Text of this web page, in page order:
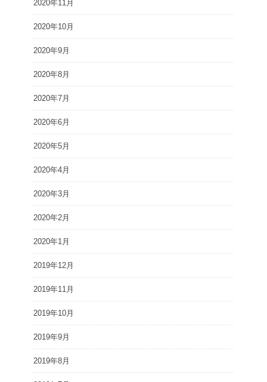
2020年11月
2020年10月
2020年9月
2020年8月
2020年7月
2020年6月
2020年5月
2020年4月
2020年3月
2020年2月
2020年1月
2019年12月
2019年11月
2019年10月
2019年9月
2019年8月